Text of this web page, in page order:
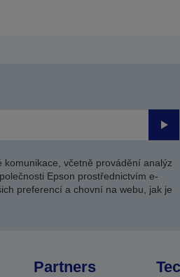
včetně provádění analýz
Epson prostřednictvím e-
preferencí a chovní na webu, jak je
Partners